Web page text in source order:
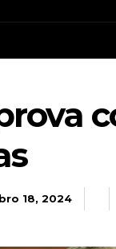
18, 2024